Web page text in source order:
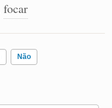
focar
Não